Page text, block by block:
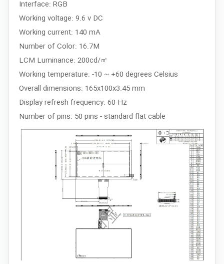
Interface: RGB
Working voltage: 9.6 v DC
Working current: 140 mA
Number of Color: 16.7M
LCM Luminance: 200cd/㎡
Working temperature: -10 ~ +60 degrees Celsius
Overall dimensions: 165x100x3.45 mm
Display refresh frequency: 60 Hz
Number of pins: 50 pins - standard flat cable